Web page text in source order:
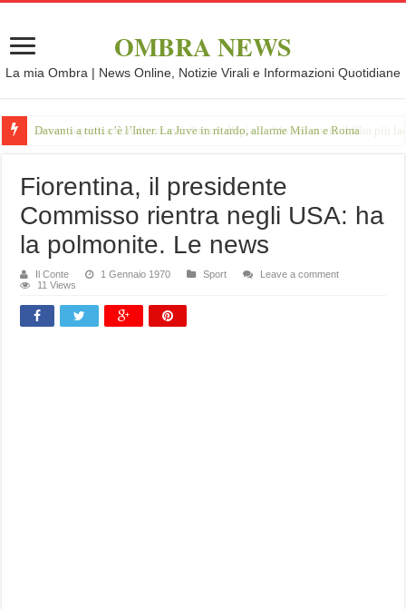
OMBRA NEWS
La mia Ombra | News Online, Notizie Virali e Informazioni Quotidiane
Davanti a tutti c’è l’Inter. La Juve in ritardo, allarme Milan e Roma
Fiorentina, il presidente
Commisso rientra negli USA: ha
la polmonite. Le news
Il Conte 1 Gennaio 1970 Sport
Leave a comment
11 Views